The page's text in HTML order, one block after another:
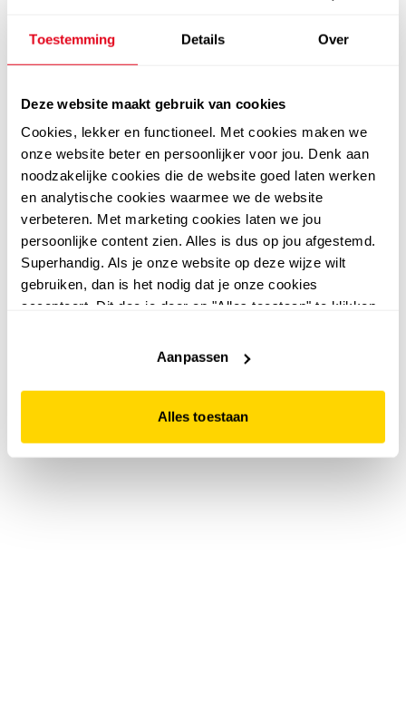
Toestemming Details Over
Deze website maakt gebruik van cookies
Cookies, lekker en functioneel. Met cookies maken we
onze website beter en persoonlijker voor jou. Denk aan
noodzakelijke cookies die de website goed laten werken
en analytische cookies waarmee we de website
verbeteren. Met marketing cookies laten we jou
persoonlijke content zien. Alles is dus op jou afgestemd.
Superhandig. Als je onze website op deze wijze wilt
gebruiken, dan is het nodig dat je onze cookies
accepteert. Dit doe je door op "Alles toestaan" te klikken.
website niet optimaal functioneert.
Aanpassen
Alles toestaan